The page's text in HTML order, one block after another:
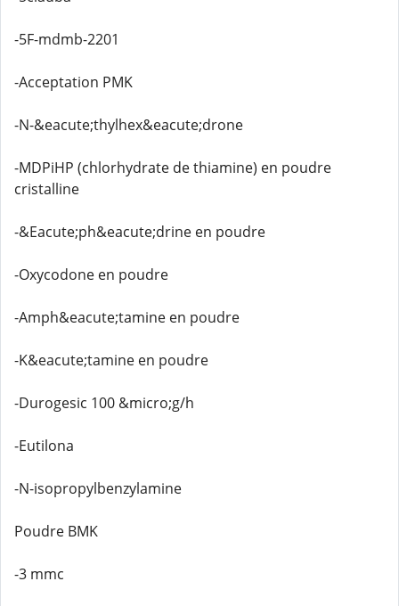
-5F-mdmb-2201
-Acceptation PMK
-N-&eacute;thylhex&eacute;drone
-MDPiHP (chlorhydrate de thiamine) en poudre
cristalline
-&Eacute;ph&eacute;drine en poudre
-Oxycodone en poudre
-Amph&eacute;tamine en poudre
-K&eacute;tamine en poudre
-Durogesic 100 &micro;g/h
-Eutilona
-N-isopropylbenzylamine
Poudre BMK
-3 mmc